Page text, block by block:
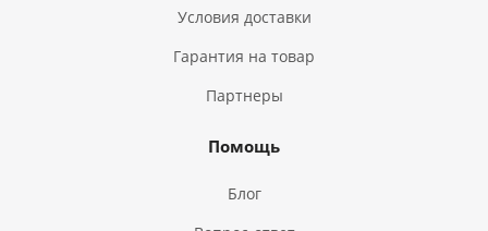
Условия доставки
Гарантия на товар
Партнеры
Помощь
Блог